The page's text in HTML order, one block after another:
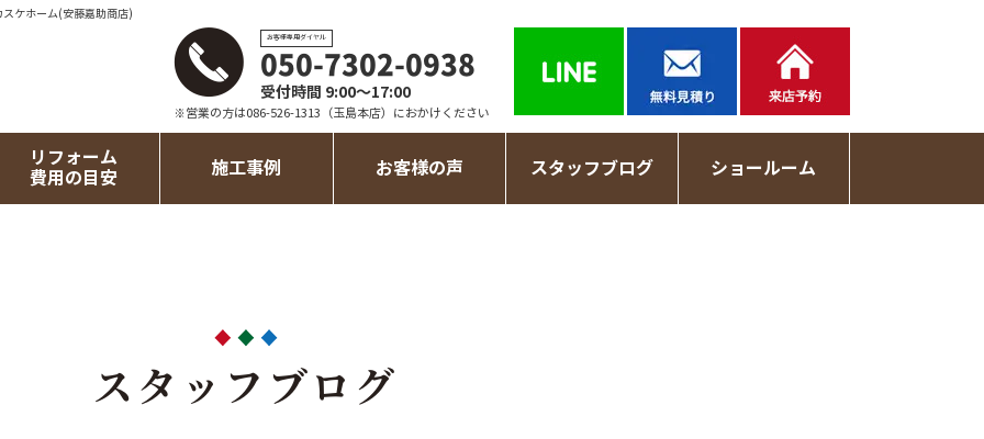
スケホーム(安藤嘉助商店)
お客様専用ダイヤル
050-7302-0938
受付時間 9:00～17:00
※営業の方は086-526-1313（玉島本店）におかけください
リフォーム
費用の目安
施工事例 お客様の声 スタッフブログ ショールーム
スタッフブログ